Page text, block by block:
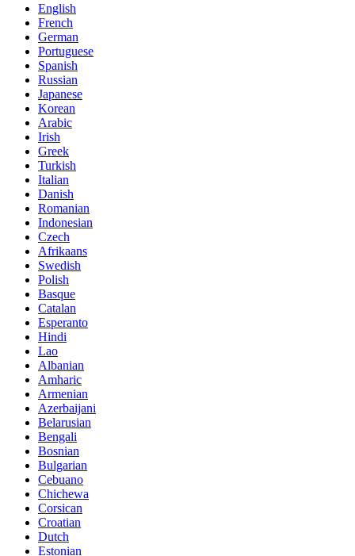
English
French
German
Portuguese
Spanish
Russian
Japanese
Korean
Arabic
Irish
Greek
Turkish
Italian
Danish
Romanian
Indonesian
Czech
Afrikaans
Swedish
Polish
Basque
Catalan
Esperanto
Hindi
Lao
Albanian
Amharic
Armenian
Azerbaijani
Belarusian
Bengali
Bosnian
Bulgarian
Cebuano
Chichewa
Corsican
Croatian
Dutch
Estonian